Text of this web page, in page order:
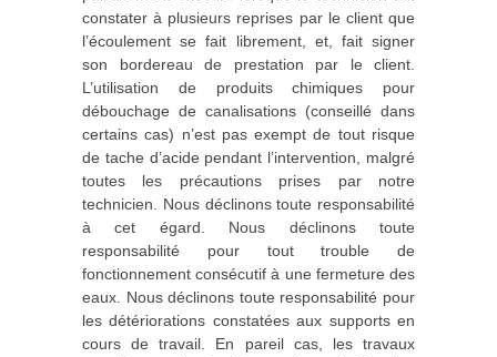
constater à plusieurs reprises par le client que
l’écoulement se fait librement, et, fait signer
son bordereau de prestation par le client.
L’utilisation de produits chimiques pour
débouchage de canalisations (conseillé dans
certains cas) n’est pas exempt de tout risque
de tache d’acide pendant l’intervention, malgré
toutes les précautions prises par notre
technicien. Nous déclinons toute responsabilité
à cet égard. Nous déclinons toute
responsabilité pour tout trouble de
fonctionnement consécutif à une fermeture des
eaux. Nous déclinons toute responsabilité pour
les détériorations constatées aux supports en
cours de travail. En pareil cas, les travaux